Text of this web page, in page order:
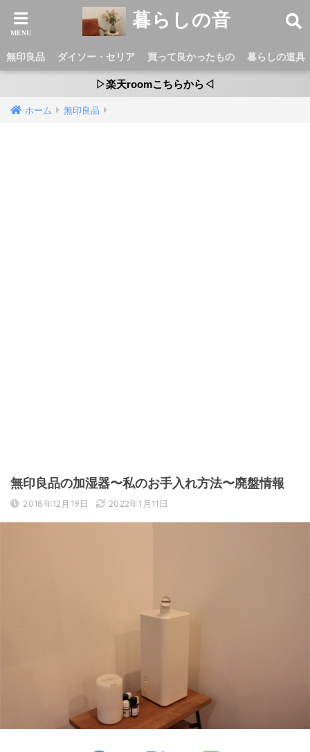
暮らしの音
無印良品 ダイソー・セリア 買って良かったもの 暮らしの道具
▷楽天roomこちらから◁
ホーム 無印良品
無印良品の加湿器〜私のお手入れ方法〜廃盤情報
2018年12月19日 2022年1月11日